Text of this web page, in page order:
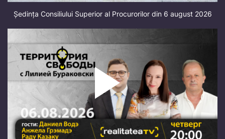
Ședința Consiliului Superior al Procurorilor din 6 august 2026